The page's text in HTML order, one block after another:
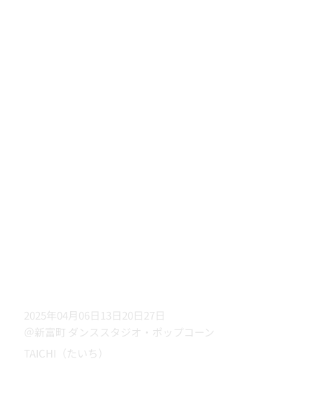
2025年04月06日13日20日27日
＠新富町 ダンススタジオ・ポップコーン
TAICHI（たいち）